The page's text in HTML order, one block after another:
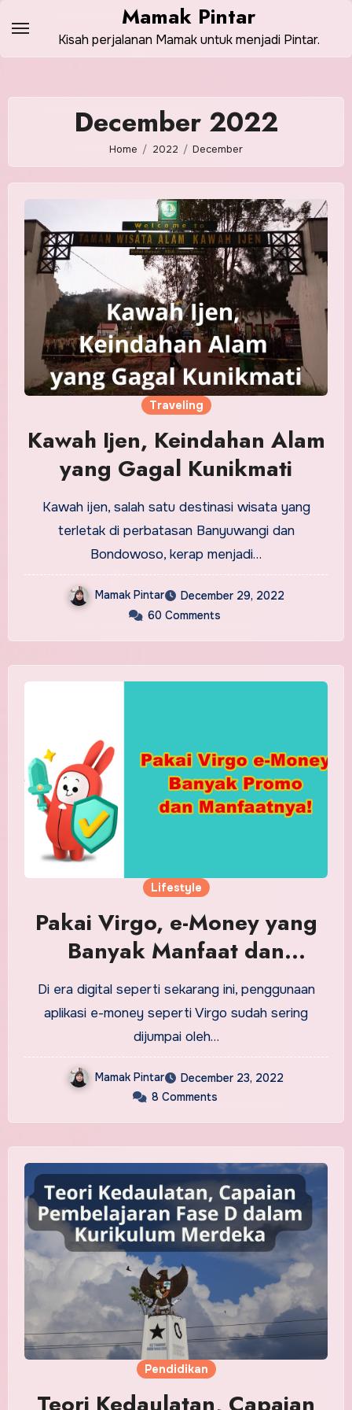
content
Mamak Pintar
Kisah perjalanan Mamak untuk menjadi Pintar.
December 2022
Home 2022 December
Traveling
Kawah Ijen, Keindahan Alam
yang Gagal Kunikmati
Kawah ijen, salah satu destinasi wisata yang
terletak di perbatasan Banyuwangi dan
Bondowoso, kerap menjadi…
Mamak Pintar
December 29, 2022
60 Comments
Lifestyle
Pakai Virgo, e-Money yang
Banyak Manfaat dan
Promonya!
Di era digital seperti sekarang ini, penggunaan
aplikasi e-money seperti Virgo sudah sering
dijumpai oleh…
Mamak Pintar
December 23, 2022
8 Comments
Pendidikan